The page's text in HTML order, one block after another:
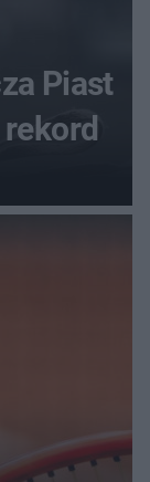
Piast